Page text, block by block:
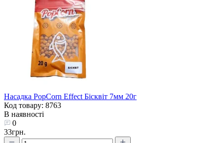
Насадка PopCorn Effect Бісквіт 7мм 20г
Код товару: 8763
В наявності
0
33грн.